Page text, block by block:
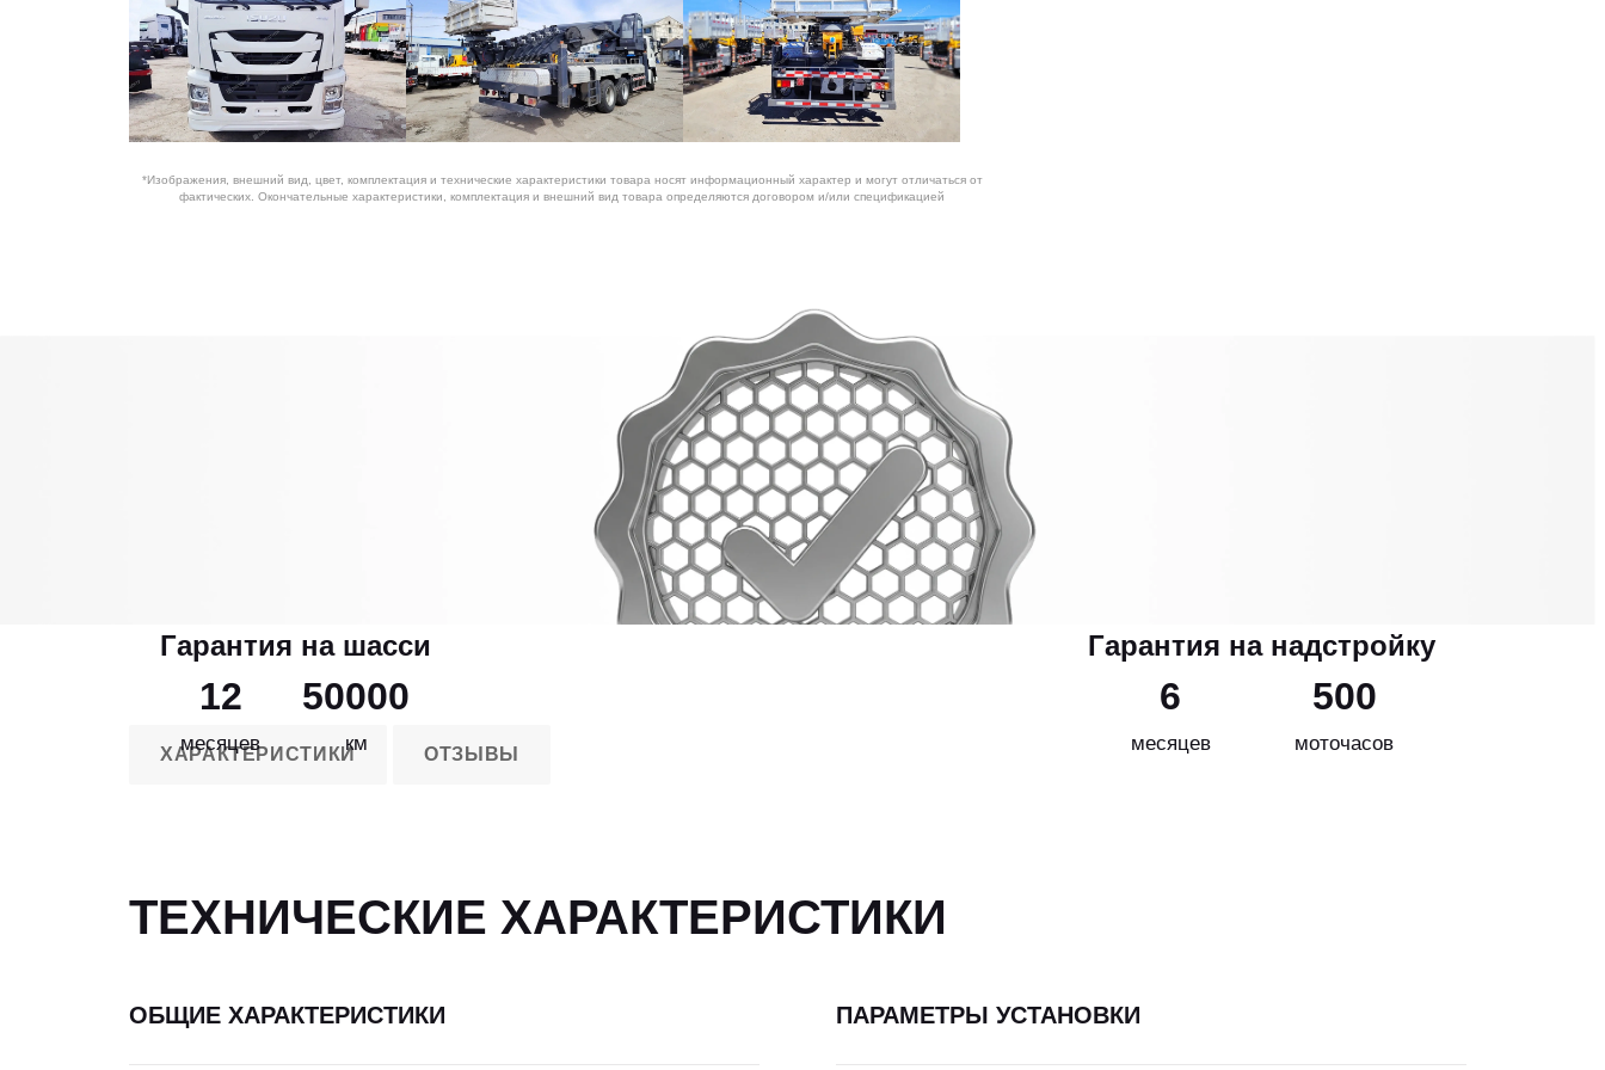
*Изображения, внешний вид, цвет, комплектация и технические характеристики товара носят информационный характер и могут отличаться от
фактических. Окончательные характеристики, комплектация и внешний вид товара определяются договором и/или спецификацией
Гарантия на шасси
12
месяцев
50000
км
Гарантия на надстройку
6
месяцев
500
моточасов
ХАРАКТЕРИСТИКИ ОТЗЫВЫ
ТЕХНИЧЕСКИЕ ХАРАКТЕРИСТИКИ
ОБЩИЕ ХАРАКТЕРИСТИКИ ПАРАМЕТРЫ УСТАНОВКИ